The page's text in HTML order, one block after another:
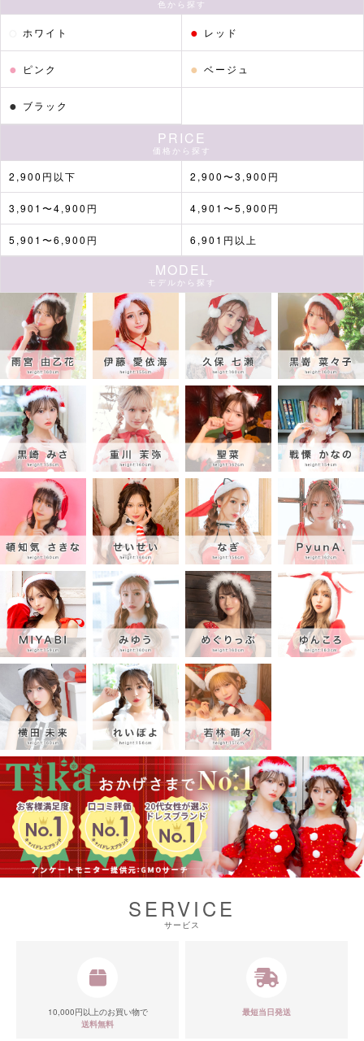
色から探す
ホワイト ● レッド
● ピンク ● ベージュ
● ブラック
PRICE
価格から探す
2,900円以下 2,900〜3,900円
3,901〜4,900円 4,901〜5,900円
5,901〜6,900円 6,901円以上
MODEL
モデルから探す
SERVICE
サービス
10,000円以上のお買い物で
送料無料
最短当日発送